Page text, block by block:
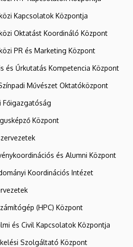
Kapcsolatok Központja
Oktatást Koordináló Központ
PR és Marketing Központ
és Űrkutatás Kompetencia Központ
Művészet Oktatóközpont
Főigazgatóság
Központ
és Alumni Központ
Koordinációs Intézet
(HPC) Központ
és Civil Kapcsolatok Központja
Szolgáltató Központ